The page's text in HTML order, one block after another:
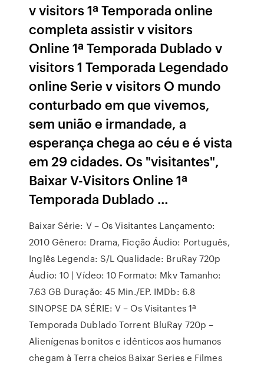
v visitors 1ª Temporada online
completa assistir v visitors
Online 1ª Temporada Dublado v
visitors 1 Temporada Legendado
online Serie v visitors O mundo
conturbado em que vivemos,
sem união e irmandade, a
esperança chega ao céu e é vista
em 29 cidades. Os "visitantes",
Baixar V-Visitors Online 1ª
Temporada Dublado …
Baixar Série: V – Os Visitantes Lançamento:
2010 Gênero: Drama, Ficção Áudio: Português,
Inglês Legenda: S/L Qualidade: BruRay 720p
Áudio: 10 | Vídeo: 10 Formato: Mkv Tamanho:
7.63 GB Duração: 45 Min./EP. IMDb: 6.8
SINOPSE DA SÉRIE: V – Os Visitantes 1ª
Temporada Dublado Torrent BluRay 720p –
Alienígenas bonitos e idênticos aos humanos
chegam à Terra cheios Baixar Series e Filmes